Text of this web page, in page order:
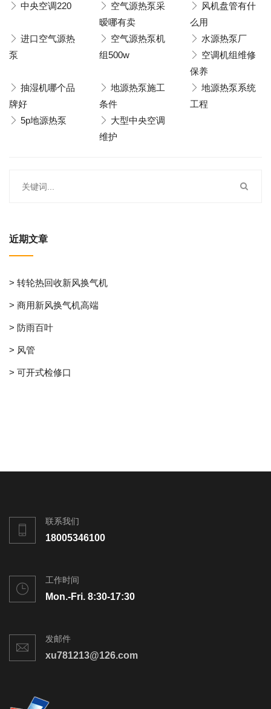
中央空调220
空气源热泵采
暧哪有卖
风机盘管有什
么用
进口空气源热
泵
空气源热泵机
组500w
水源热泵厂
空调机组维修
保养
抽湿机哪个品
牌好
地源热泵施工
条件
地源热泵系统
工程
5p地源热泵
大型中央空调
维护
近期文章
> 转轮热回收新风换气机
> 商用新风换气机高端
> 防雨百叶
> 风管
> 可开式检修口
联系我们
18005346100
工作时间
Mon.-Fri. 8:30-17:30
发邮件
xu781213@126.com